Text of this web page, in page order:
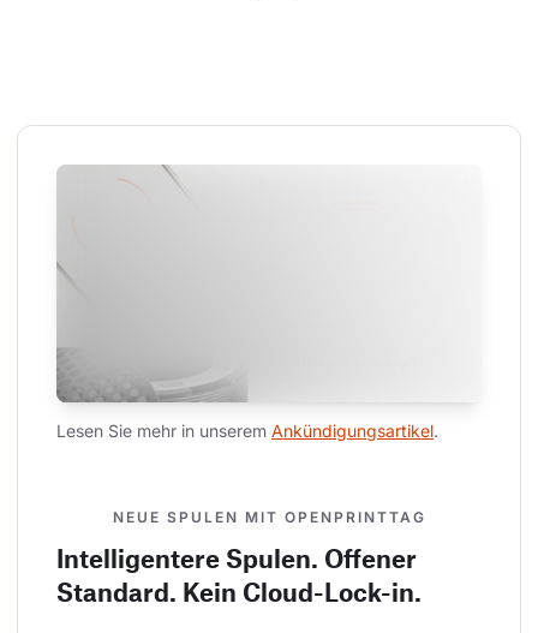
Lesen Sie mehr in unserem Ankündigungsartikel.
NEUE SPULEN MIT OPENPRINTTAG
Intelligentere Spulen. Offener
Standard. Kein Cloud-Lock-in.